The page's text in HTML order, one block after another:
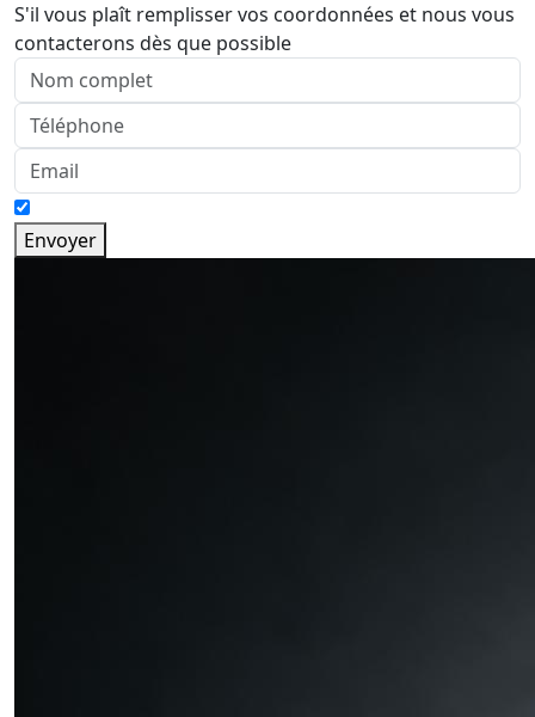
S'il vous plaît remplisser vos coordonnées et nous vous
contacterons dès que possible
Envoyer